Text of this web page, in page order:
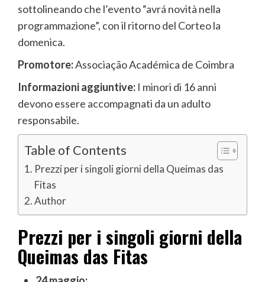
sottolineando che l’evento “avrá novità nella
programmazione”, con il ritorno del Corteo la
domenica.
Promotore:Associação Académica de Coimbra
Informazioni aggiuntive: I minori di 16 anni
devono essere accompagnati da un adulto
responsabile.
Table of Contents
Prezzi per i singoli giorni della Queimas das
Fitas
Author
Prezzi per i singoli giorni della
Queimas das Fitas